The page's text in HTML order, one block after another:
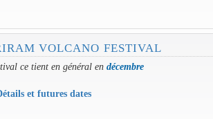
VOLCANO FESTIVAL
ce tient en général en décembre
et futures dates